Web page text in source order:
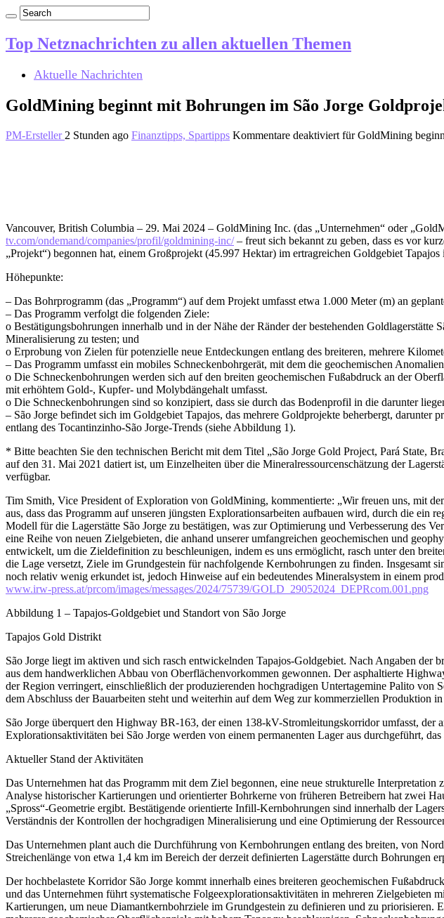
Top Netznachrichten zu allen aktuellen Themen
Aktuelle Nachrichten
GoldMining beginnt mit Bohrungen im São Jorge
PM-Ersteller 2 Stunden ago Finanztipps, Spartipps Kommentare deaktiviert für GoldMining
Vancouver, British Columbia – 29. Mai 2024 – GoldMining Inc. (das „Unternehmen“ oder
tv.com/ondemand/companies/profil/goldmining-inc/– freut sich bekannt zu geben, dass es vor
„Projekt“) begonnen hat, einem Großprojekt (45.997 Hektar) im ertragreichen Goldgebiet Tapajos
Höhepunkte:
– Das Bohrprogramm (das „Programm“) auf dem Projekt umfasst etwa 1.000 Meter (m) an
– Das Programm verfolgt die folgenden Ziele:
o Bestätigungsbohrungen innerhalb und in der Nähe der Ränder der bestehenden
Mineralisierung zu testen; und
o Erprobung von Zielen für potenzielle neue Entdeckungen entlang des breiteren, mehrere
– Das Programm umfasst ein mobiles Schneckenbohrgerät, mit dem die geochemischen
o Die Schneckenbohrungen werden sich auf den breiten geochemischen Fußabdruck an der
mit erhöhtem Gold-, Kupfer- und Molybdängehalt umfasst.
o Die Schneckenbohrungen sind so konzipiert, dass sie durch das Bodenprofil in die darunter
– São Jorge befindet sich im Goldgebiet Tapajos, das mehrere Goldprojekte beherbergt,
entlang des Tocantinzinho-São Jorge-Trends (siehe Abbildung 1).
* Bitte beachten Sie den technischen Bericht mit dem Titel „São Jorge Gold Project, Pará State,
auf den 31. Mai 2021 datiert ist, um Einzelheiten über die Mineralressourcenschätzung der
verfügbar.
Tim Smith, Vice President of Exploration von GoldMining, kommentierte: „Wir freuen uns, mit
aus, dass das Programm auf unseren jüngsten Explorationsarbeiten aufbauen wird, durch die
Modell für die Lagerstätte São Jorge zu bestätigen, was zur Optimierung und Verbesserung des
eine Reihe von neuen Zielgebieten, die anhand unserer umfangreichen geochemischen und
entwickelt, um die Zieldefinition zu beschleunigen, indem es uns ermöglicht, rasch unter den
die Lage versetzt, Ziele im Grundgestein für nachfolgende Kernbohrungen zu finden. Insgesamt
noch relativ wenig erkundet ist, jedoch Hinweise auf ein bedeutendes Mineralsystem in einem
www.irw-press.at/prcom/images/messages/2024/75739/GOLD_29052024_DEPRcom.001.png
Abbildung 1 – Tapajos-Goldgebiet und Standort von São Jorge
Tapajos Gold Distrikt
São Jorge liegt im aktiven und sich rasch entwickelnden Tapajos-Goldgebiet. Nach Angaben
aus dem handwerklichen Abbau von Oberflächenvorkommen gewonnen. Der asphaltierte
der Region verringert, einschließlich der produzierenden hochgradigen Untertagemine Palito
dem Abschluss der Bauarbeiten steht und weiterhin auf dem Weg zur kommerziellen
São Jorge überquert den Highway BR-163, der einen 138-kV-Stromleitungskorridor umfasst,
Explorationsaktivitäten bei São Jorge werden von einem permanenten Lager aus durchgeführt,
Aktueller Stand der Aktivitäten
Das Unternehmen hat das Programm mit dem Ziel begonnen, eine neue strukturelle
Analyse historischer Kartierungen und orientierter Bohrkerne von früheren Betreibern hat zwei
„Spross“-Geometrie ergibt. Bestätigende orientierte Infill-Kernbohrungen sind innerhalb der
Verständnis der Kontrollen der hochgradigen Mineralisierung und eine Optimierung der
Das Unternehmen plant auch die Durchführung von Kernbohrungen entlang des breiten, von
Streichenlänge von etwa 1,4 km im Bereich der derzeit definierten Lagerstätte durch Bohrungen
Der hochbelastete Korridor São Jorge kommt innerhalb eines breiteren geochemischen
und das Unternehmen führt systematische Folgeexplorationsaktivitäten in mehreren
Kartierungen, um neue Diamantkernbohrziele im Grundgestein zu definieren und zu